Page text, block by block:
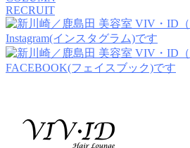
RECRUIT